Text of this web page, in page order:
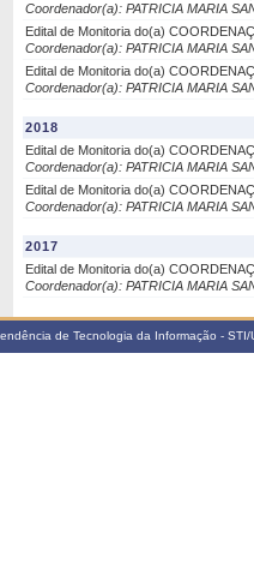
Coordenador(a): PATRICIA MARIA
Edital de Monitoria do(a)
Coordenador(a): PATRICIA MARIA
Edital de Monitoria do(a)
Coordenador(a): PATRICIA MARIA
2018
Edital de Monitoria do(a)
Coordenador(a): PATRICIA MARIA
Edital de Monitoria do(a)
Coordenador(a): PATRICIA MARIA
2017
Edital de Monitoria do(a)
Coordenador(a): PATRICIA MARIA
de Tecnologia da Informação -